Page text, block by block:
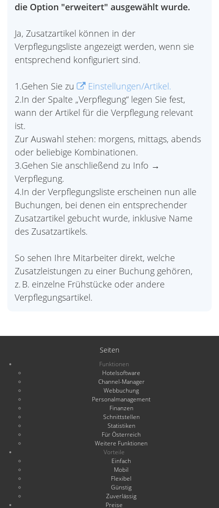
die Option "erweitert" ausgewählt wurde.
Ja, Zusatzartikel können in der
Verpflegungsliste angezeigt werden, wenn sie
entsprechend konfiguriert sind.
1.Gehen Sie zu
Einstellungen/Artikel.
2.In der Spalte „Verpflegung“ legen Sie fest,
wann der Artikel für die Verpflegung relevant
ist.
Zur Auswahl stehen: morgens, mittags, abends
oder beliebige Kombinationen.
3.Gehen Sie anschließend zu Info →
Verpflegung.
4.In der Verpflegungsliste erscheinen nun alle
Buchungen, bei denen ein entsprechender
Zusatzartikel gebucht wurde, inklusive Name
des Zusatzartikels.
So sehen Ihre Mitarbeiter direkt, welche
Zusatzleistungen zu einer Buchung gehören,
z. B. einzelne Frühstücke oder andere
Verpflegungsartikel.
Seiten
Funktionen
Hotelsoftware
Channel-Manager
Webbuchung
Personalmanagement
Finanzen
Schnittstellen
Statistiken
Für Österreich
Weitere Funktionen
Vorteile
Einfach
Mobil
Flexibel
Günstig
Zuverlässig
Preise